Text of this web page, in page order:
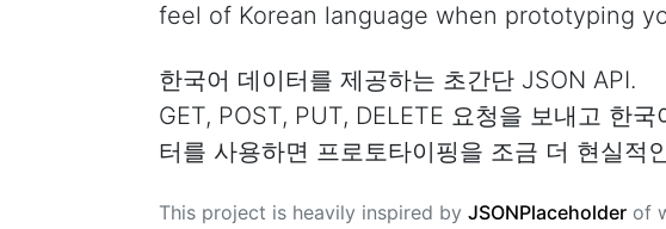
feel of Korean language when prototyping
한국어 데이터를 제공하는 초간단 JSON API.
GET, POST, PUT, DELETE 요청을 보내고 한
터를 사용하면 프로토타이핑을 조금 더 현실적
This project is heavily inspired by JSONPlaceholder of